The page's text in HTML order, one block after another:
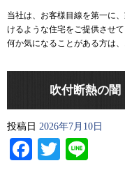
当社は、お客様目線を第一に
けるような住宅をご提供させて
何か気になることがある方は
吹付断熱の闇
投稿日 2026年7月10日
Facebook
Twitter